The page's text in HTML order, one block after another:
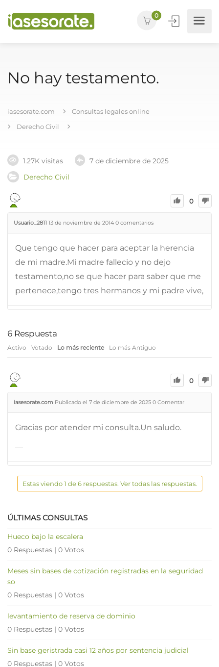
0
No hay testamento.
iasesorate.com
Consultas legales online
Derecho Civil
1.27K visitas
7 de diciembre de 2025
Derecho Civil
0
Usuario_2811 13 de noviembre de 2014 0 comentarios
Que tengo que hacer para aceptar la herencia
de mi madre.Mi madre fallecio y no dejo
testamento,no se que hacer para saber que me
pertenece,tengo tres hermanos y mi padre vive,
6 Respuesta
Activo Votado Lo más reciente Lo más Antiguo
0
iasesorate.com Publicado el 7 de diciembre de 2025 0 Comentar
Gracias por atender mi consulta.Un saludo.
—
Estas viendo 1 de 6 respuestas. Ver todas las respuestas.
ÚLTIMAS CONSULTAS
Hueco bajo la escalera
0 Respuestas | 0 Votos
Meses sin bases de cotización registradas en la seguridad
so
0 Respuestas | 0 Votos
levantamiento de reserva de dominio
0 Respuestas | 0 Votos
Sin base geristrada casi 12 años por sentencia judicial
0 Respuestas | 0 Votos